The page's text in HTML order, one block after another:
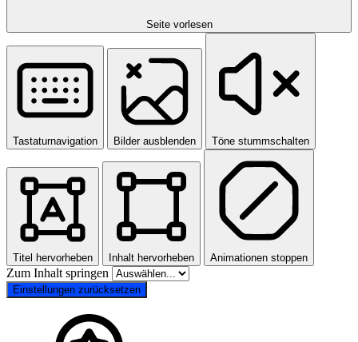
Seite vorlesen
Tastaturnavigation Bilder ausblenden Töne stummschalten
Titel hervorheben Inhalt hervorheben Animationen stoppen
Zum Inhalt springen
Einstellungen zurücksetzen